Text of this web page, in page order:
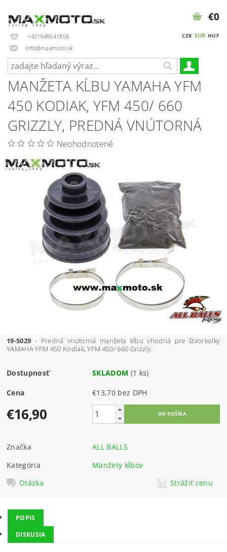
+421948541858
info@maxmoto.sk
CZK EUR HUF
€0
MANŽETA KĹBU YAMAHA YFM
450 KODIAK, YFM 450/ 660
GRIZZLY, PREDNÁ VNÚTORNÁ
Neohodnotené
19-5029 - Predná vnútorná manžeta kĺbu vhodná pre štvorkolky
YAMAHA YFM 450 Kodiak, YFM 450/ 660 Grizzly.
Dostupnosť SKLADOM (1 ks)
Cena €13,70 bez DPH
€16,90
Značka
ALL BALLS
Kategória
Manžety kĺbov
Otázka
Strážiť cenu
POPIS
DISKUSIA